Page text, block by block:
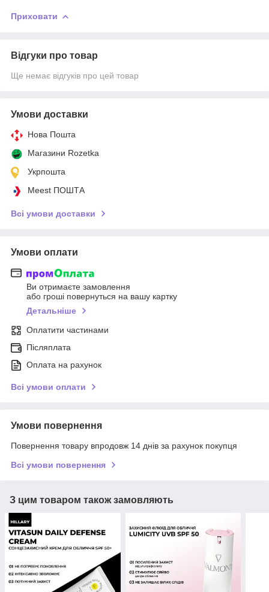
Приховати
Відгуки про товар
Ще немає відгуків про цей товар
Умови доставки
Нова Пошта
Магазини Rozetka
Укрпошта
Meest ПОШТА
Всі умови доставки
Умови оплати
Ви отримаєте замовлення
або гроші повернуться на вашу картку
Детальніше
Оплатити частинами
Післяплата
Оплата на рахунок
Всі умови оплати
Умови повернення
Повернення товару впродовж 14 днів за рахунок покупця
Всі умови повернення
З цим товаром також замовляють